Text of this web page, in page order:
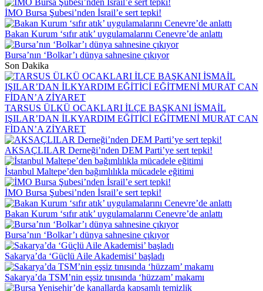
İMO Bursa Şubesi’nden İsrail’e sert tepki!
Bakan Kurum ‘sıfır atık’ uygulamalarını Cenevre’de anlattı
Bursa’nın ‘Bolkar’ı dünya sahnesine çıkıyor
Son Dakika
TARSUS ÜLKÜ OCAKLARI İLÇE BAŞKANI İSMAİL
IŞILAR’DAN İLKYARDIM EĞİTİCİ EĞİTMENİ MURAT CAN
FİDAN’A ZİYARET
AKSAÇLILAR Derneği’nden DEM Parti’ye sert tepki!
İstanbul Maltepe’den bağımlılıkla mücadele eğitimi
İMO Bursa Şubesi’nden İsrail’e sert tepki!
Bakan Kurum ‘sıfır atık’ uygulamalarını Cenevre’de anlattı
Bursa’nın ‘Bolkar’ı dünya sahnesine çıkıyor
Sakarya’da ‘Güçlü Aile Akademisi’ başladı
Sakarya’da TSM’nin eşsiz tınısında ‘hüzzam’ makamı